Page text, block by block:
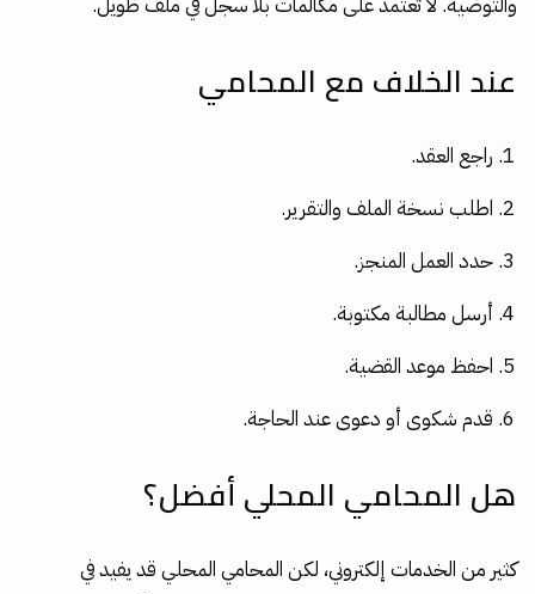
عند الخلاف مع المحامي
راجع العقد.
اطلب نسخة الملف والتقرير.
حدد العمل المنجز.
أرسل مطالبة مكتوبة.
احفظ موعد القضية.
قدم شكوى أو دعوى عند الحاجة.
هل المحامي المحلي أفضل؟
كثير من الخدمات إلكتروني، لكن المحامي المحلي قد يفيد في